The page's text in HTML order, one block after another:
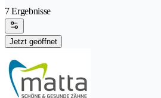
7 Ergebnisse
Jetzt geöffnet